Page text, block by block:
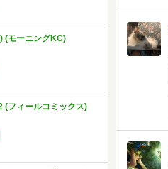
(モーニングKC)
(フィールコミックス)